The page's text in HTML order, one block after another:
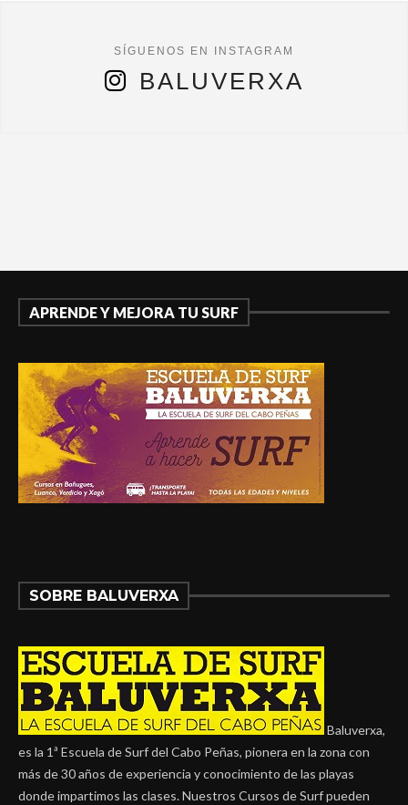
BALUVERXA
APRENDE Y MEJORA TU SURF
SOBRE BALUVERXA
Baluverxa,
es la 1ª Escuela de Surf del Cabo Peñas, pionera en la zona con
más de 30 años de experiencia y conocimiento de las playas
donde impartimos las clases. Nuestros Cursos de Surf pueden